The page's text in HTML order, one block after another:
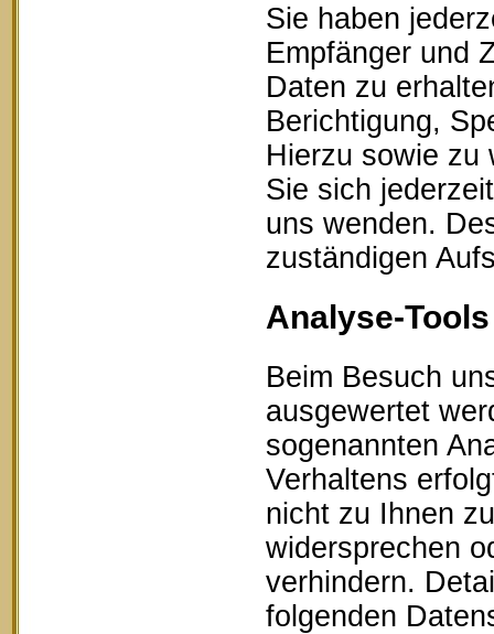
Sie haben
Empfänger und
Daten zu
Berichtigung,
Hierzu sowie zu
Sie sich
uns wenden.
zuständigen
Analyse-
Beim Besuch
ausgewertet
sogenannten
Verhaltens
nicht zu Ihnen
widersprechen
verhindern.
folgenden